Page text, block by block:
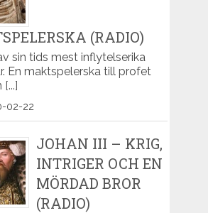
(RADIO)
sin tids mest inflytelserika
En maktspelerska till profet
[...]
02-22
JOHAN III – KRIG,
INTRIGER OCH EN
MÖRDAD BROR
(RADIO)